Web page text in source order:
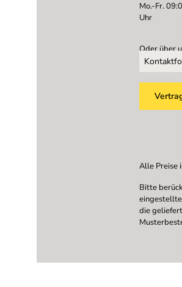
Mo.-Fr.
Uhr
Oder über
Alle Preise
Bitte
die